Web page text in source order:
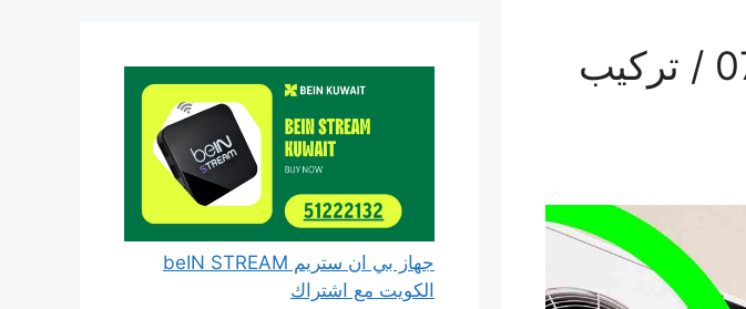
فني مكيفات لواء الكوره / 0795098918 / تركيب
جهاز بي ان ستريم beIN STREAM
الكويت مع اشتراك